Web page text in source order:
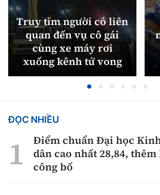
Truy tìm người có liên
quan đến vụ cô gái
cùng xe máy rơi
xuống kênh tử vong
ĐỌC NHIỀU
Điểm chuẩn Đại học
dân cao nhất 28,84,
công bố